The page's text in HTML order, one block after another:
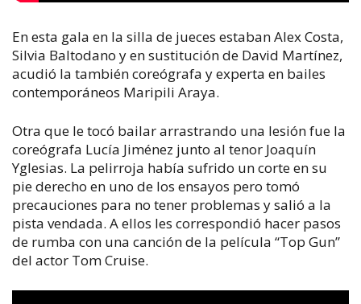
En esta gala en la silla de jueces estaban Alex Costa,
Silvia Baltodano y en sustitución de David Martínez,
acudió la también coreógrafa y experta en bailes
contemporáneos Maripili Araya.
Otra que le tocó bailar arrastrando una lesión fue la
coreógrafa Lucía Jiménez junto al tenor Joaquín
Yglesias. La pelirroja había sufrido un corte en su
pie derecho en uno de los ensayos pero tomó
precauciones para no tener problemas y salió a la
pista vendada. A ellos les correspondió hacer pasos
de rumba con una canción de la película “Top Gun”
del actor Tom Cruise.